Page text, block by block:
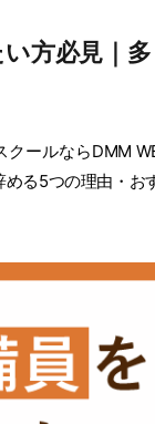
方必見｜
クールならDMM
める5つの理由・お